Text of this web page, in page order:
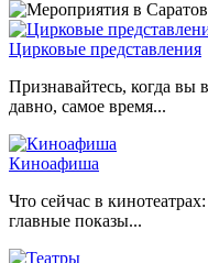
Цирковые представления
Признавайтесь, когда вы
давно, самое время...
Киноафиша
Что сейчас в
главные показы...